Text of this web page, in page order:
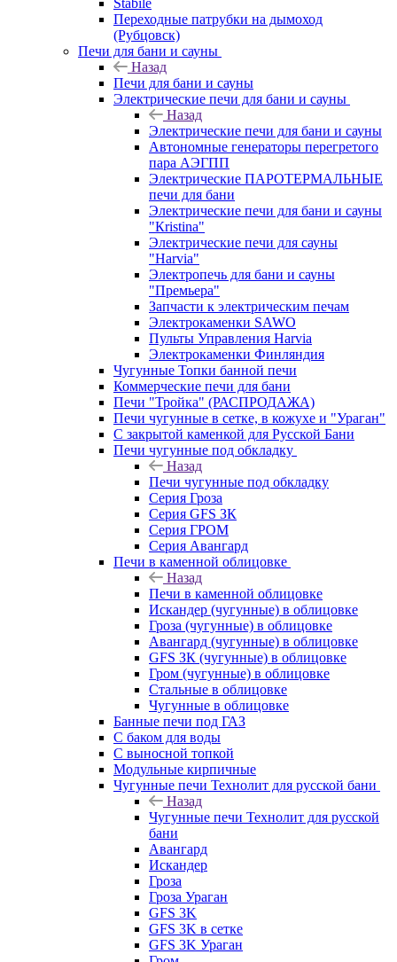
Stabile
Переходные патрубки на дымоход
(Рубцовск)
Печи для бани и сауны
Назад
Печи для бани и сауны
Электрические печи для бани и сауны
Назад
Электрические печи для бани и сауны
Автономные генераторы перегретого
пара АЭГПП
Электрические ПАРОТЕРМАЛЬНЫЕ
печи для бани
Электрические печи для бани и сауны
"Кristina"
Электрические печи для сауны
"Harvia"
Электропечь для бани и сауны
"Премьера"
Запчасти к электрическим печам
Электрокаменки SAWO
Пульты Управления Harvia
Электрокаменки Финляндия
Чугунные Топки банной печи
Коммерческие печи для бани
Печи "Тройка" (РАСПРОДАЖА)
Печи чугунные в сетке, в кожухе и "Ураган"
С закрытой каменкой для Русской Бани
Печи чугунные под обкладку
Назад
Печи чугунные под обкладку
Серия Гроза
Серия GFS ЗК
Серия ГРОМ
Серия Авангард
Печи в каменной облицовке
Назад
Печи в каменной облицовке
Искандер (чугунные) в облицовке
Гроза (чугунные) в облицовке
Авангард (чугунные) в облицовке
GFS ЗК (чугунные) в облицовке
Гром (чугунные) в облицовке
Стальные в облицовке
Чугунные в облицовке
Банные печи под ГАЗ
С баком для воды
С выносной топкой
Модульные кирпичные
Чугунные печи Технолит для русской бани
Назад
Чугунные печи Технолит для русской
бани
Авангард
Искандер
Гроза
Гроза Ураган
GFS 3K
GFS 3K в сетке
GFS 3K Ураган